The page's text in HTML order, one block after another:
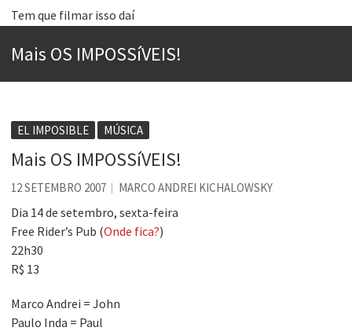
Tem que filmar isso daí
Esse tal de Rock Gaúcho
Os causos de Jorge Luis Borges
Voto obrigatório é correto?
Se queres salvar o mundo, o veganismo não é a resposta
Mais OS IMPOSSíVEIS!
EL IMPOSIBLE MÚSICA
Mais OS IMPOSSíVEIS!
12 SETEMBRO 2007 MARCO ANDREI KICHALOWSKY
Dia 14 de setembro, sexta-feira
Free Rider’s Pub (Onde fica?)
22h30
R$ 13
Marco Andrei = John
Paulo Inda = Paul